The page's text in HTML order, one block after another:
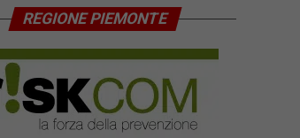
REGIONE PIEMONTE